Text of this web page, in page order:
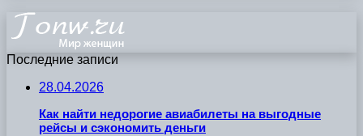
Последние записи
28.04.2026
Как найти недорогие авиабилеты на выгодные
рейсы и сэкономить деньги